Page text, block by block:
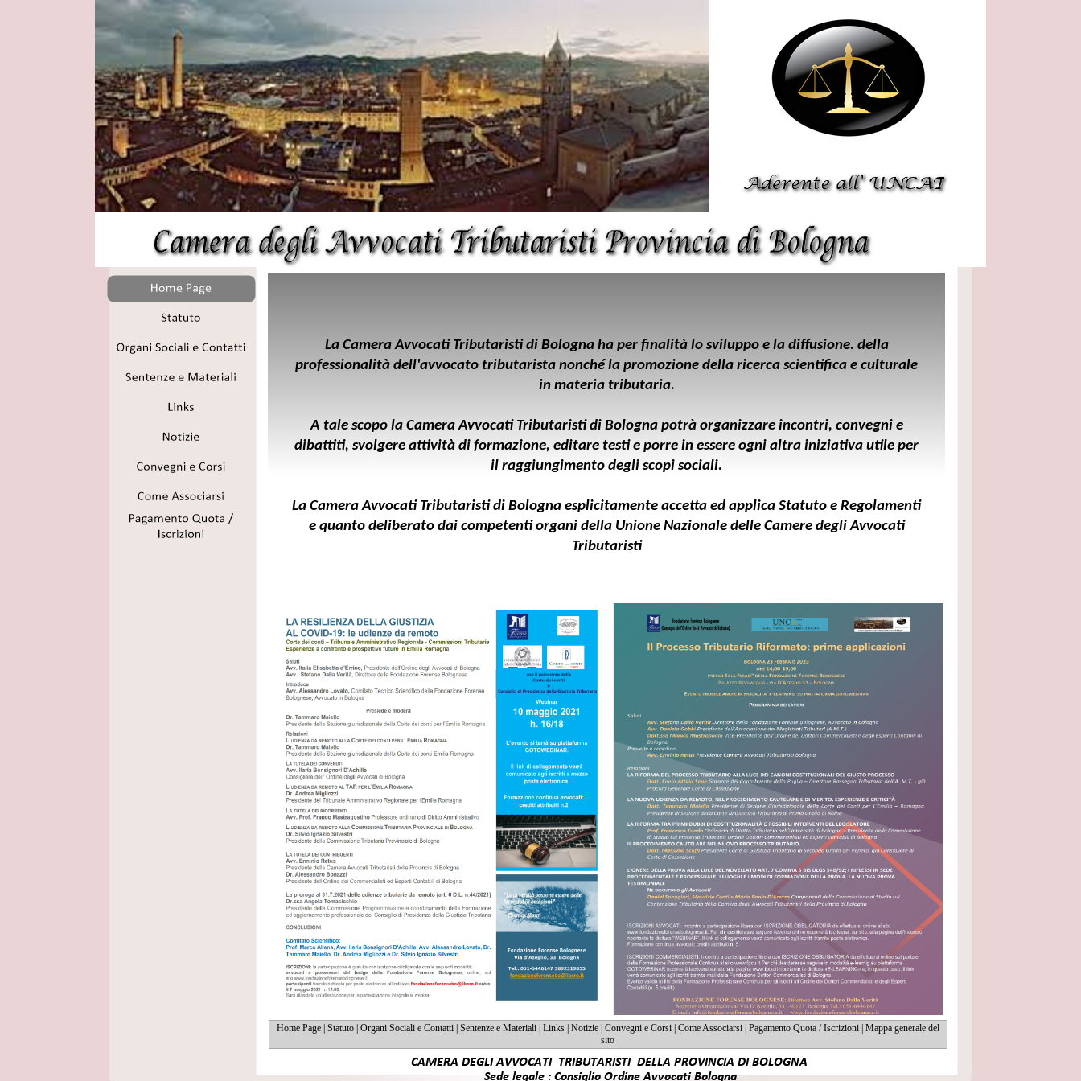
La Camera Avvocati Tributaristi di Bologna ha per finalità lo sviluppo e la diffusione. della
professionalità dell'avvocato tributarista nonché la promozione della ricerca scientifica e culturale
in materia tributaria.
A tale scopo la Camera Avvocati Tributaristi di Bolognapotrà organizzare incontri, convegni e
dibattiti, svolgere attività di formazione, editare testi e porre in essere ogni altra iniziativa utile per
il raggiungimento degli scopi sociali.
La Camera Avvocati Tributaristi di Bologna esplicitamente accetta ed applica Statuto e Regolamenti
e quanto deliberato dai competenti organi della Unione Nazionale delle Camere degli Avvocati
Tributaristi
Home Page| Statuto| Organi Sociali e Contatti| Sentenze e Materiali| Links| Notizie| Convegni e Corsi| Come Associarsi| Pagamento Quota / Iscrizioni| Mappa generale del
sito